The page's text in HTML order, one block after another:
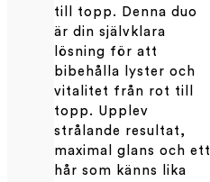
till topp. Denna duo
är din självklara
lösning för att
bibehålla lyster och
vitalitet från rot till
topp. Upplev
strålande resultat,
maximal glans och ett
hår som känns lika